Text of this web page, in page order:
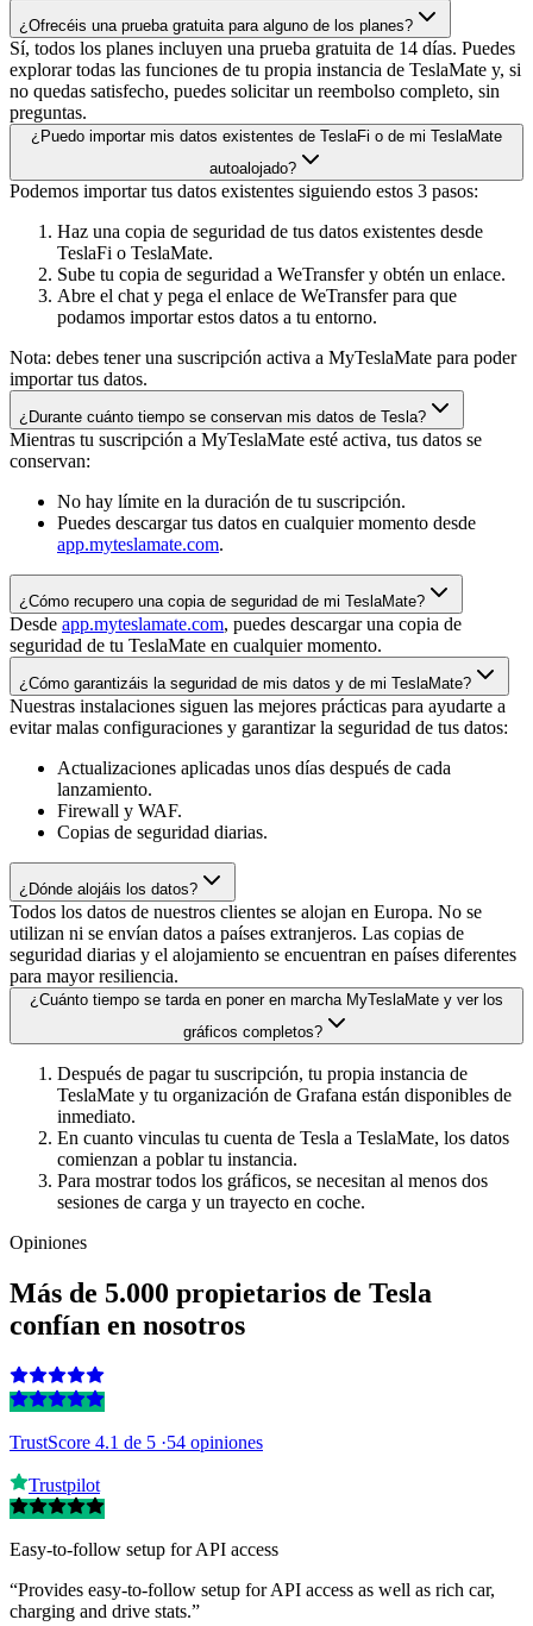
¿Ofrecéis una prueba gratuita para alguno de los planes?
Sí, todos los planes incluyen una prueba gratuita de 14 días. Puedes
explorar todas las funciones de tu propia instancia de TeslaMate y, si
no quedas satisfecho, puedes solicitar un reembolso completo, sin
preguntas.
¿Puedo importar mis datos existentes de TeslaFi o de mi TeslaMate
autoalojado?
Podemos importar tus datos existentes siguiendo estos 3 pasos:
Haz una copia de seguridad de tus datos existentes desde
TeslaFi o TeslaMate.
Sube tu copia de seguridad a WeTransfer y obtén un enlace.
Abre el chat y pega el enlace de WeTransfer para que
podamos importar estos datos a tu entorno.
Nota: debes tener una suscripción activa a MyTeslaMate para poder
importar tus datos.
¿Durante cuánto tiempo se conservan mis datos de Tesla?
Mientras tu suscripción a MyTeslaMate esté activa, tus datos se
conservan:
No hay límite en la duración de tu suscripción.
Puedes descargar tus datos en cualquier momento desde
app.myteslamate.com.
¿Cómo recupero una copia de seguridad de mi TeslaMate?
Desde app.myteslamate.com, puedes descargar una copia de
seguridad de tu TeslaMate en cualquier momento.
¿Cómo garantizáis la seguridad de mis datos y de mi TeslaMate?
Nuestras instalaciones siguen las mejores prácticas para ayudarte a
evitar malas configuraciones y garantizar la seguridad de tus datos:
Actualizaciones aplicadas unos días después de cada
lanzamiento.
Firewall y WAF.
Copias de seguridad diarias.
¿Dónde alojáis los datos?
Todos los datos de nuestros clientes se alojan en Europa. No se
utilizan ni se envían datos a países extranjeros. Las copias de
seguridad diarias y el alojamiento se encuentran en países diferentes
para mayor resiliencia.
¿Cuánto tiempo se tarda en poner en marcha MyTeslaMate y ver los
gráficos completos?
Después de pagar tu suscripción, tu propia instancia de
TeslaMate y tu organización de Grafana están disponibles de
inmediato.
En cuanto vinculas tu cuenta de Tesla a TeslaMate, los datos
comienzan a poblar tu instancia.
Para mostrar todos los gráficos, se necesitan al menos dos
sesiones de carga y un trayecto en coche.
Opiniones
Más de 5.000 propietarios de Tesla
confían en nosotros
TrustScore 4.1 de 5 ·54 opiniones
Trustpilot
Easy-to-follow setup for API access
“Provides easy-to-follow setup for API access as well as rich car,
charging and drive stats.”